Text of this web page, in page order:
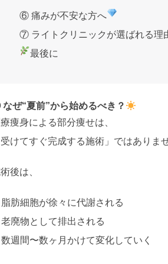
⑥ 痛みが不安な方へ
⑦ ライトクリニックが選ばれる理
最後に
ぜ“夏前”から始めるべき？
痩身による部分痩せは、
受けてすぐ完成する施術」ではありま
後は、
肪細胞が徐々に代謝される
廃物として排出される
週間〜数ヶ月かけて変化していく